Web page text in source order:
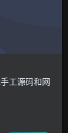
工源码和网